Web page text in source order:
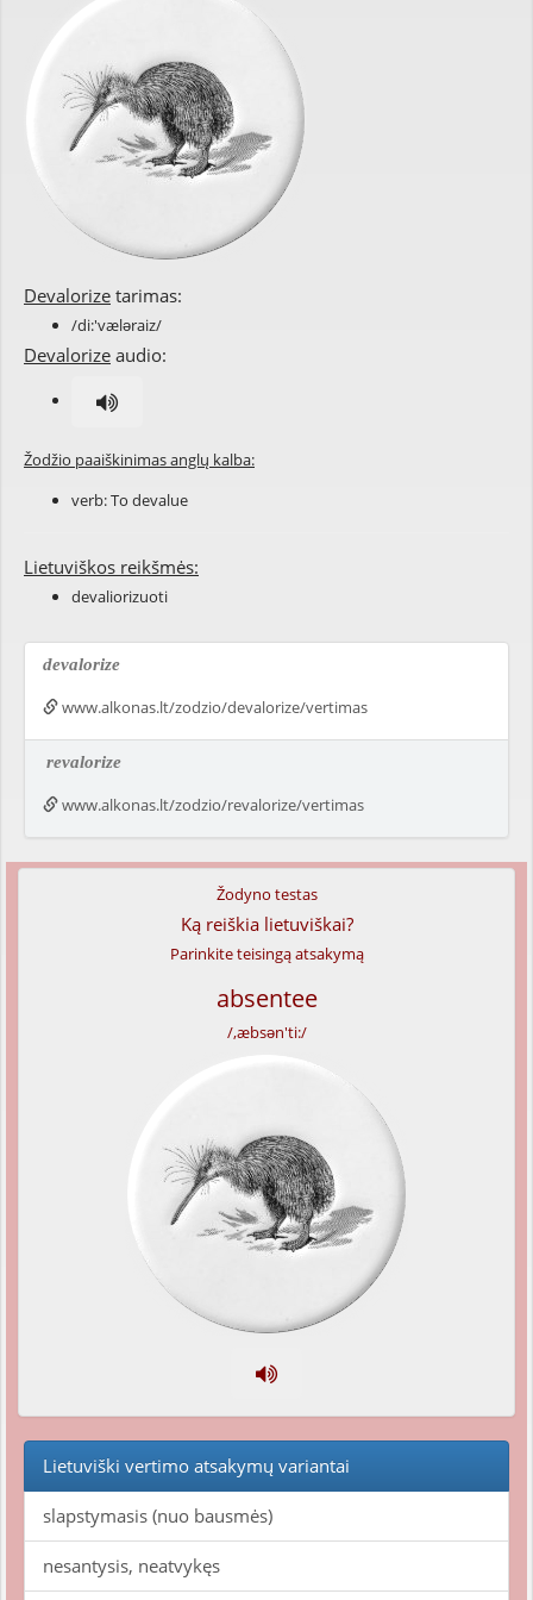
Devalorize tarimas:
/di:'væləraiz/
Devalorize audio:
Žodžio paaiškinimas anglų kalba:
verb: To devalue
Lietuviškos reikšmės:
devaliorizuoti
devalorize
www.alkonas.lt/zodzio/devalorize/vertimas
revalorize
www.alkonas.lt/zodzio/revalorize/vertimas
Žodyno testas
Ką reiškia lietuviškai?
Parinkite teisingą atsakymą
absentee
/,æbsən'ti:/
Lietuviški vertimo atsakymų variantai
slapstymasis (nuo bausmės)
nesantysis, neatvykęs